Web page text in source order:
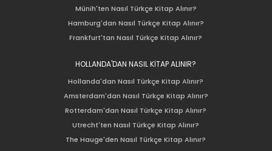
Münih'ten Nasıl Türkçe Kitap Alınır?
Hamburg'dan Nasıl Türkçe Kitap Alınır?
Frankfurt'tan Nasıl Türkçe Kitap Alınır?
HOLLANDA'DAN NASIL KİTAP ALINIR?
Hollanda'dan Nasıl Türkçe Kitap Alınır?
Amsterdam'dan Nasıl Türkçe Kitap Alınır?
Rotterdam'dan Nasıl Türkçe Kitap Alınır?
Utrecht'ten Nasıl Türkçe Kitap Alınır?
The Hauge'den Nasıl Türkçe Kitap Alınır?